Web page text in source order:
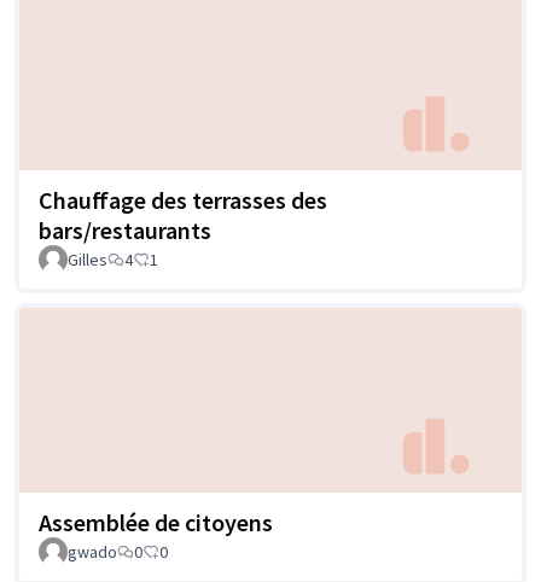
Chauffage des terrasses des
bars/restaurants
Gilles 4 1
Assemblée de citoyens
gwado 0 0